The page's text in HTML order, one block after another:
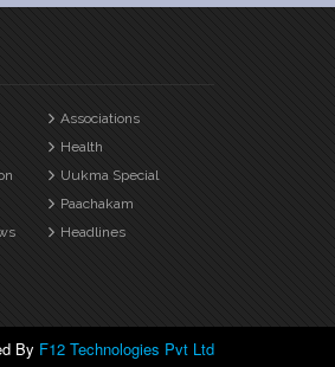
Associations
Health
Uukma Special
Paachakam
Headlines
By F12 Technologies Pvt Ltd